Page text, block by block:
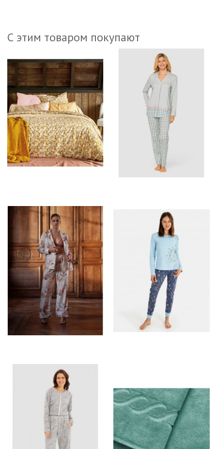
С этим товаром покупают